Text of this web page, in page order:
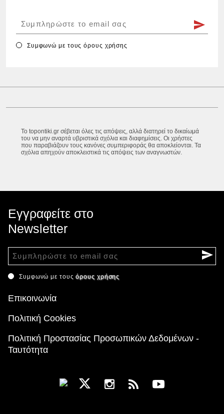
Συμφωνώ με τουςόρους χρήσης
Το topontiki.gr σέβεται όλες τις απόψεις, αλλά διατηρεί το δικαίωμά
του να μην αναρτά υβριστικά σχόλια και διαφημίσεις. Οι χρήστες
που παραβιάζουν τους κανόνες συμπεριφοράς θα αποκλείονται. Τα
σχόλια απηχούν αποκλειστικά τις απόψεις των αναγνωστών.
Εγγραφείτε στο
Newsletter
Συμφωνώ με τουςόρους χρήσης
Επικοινωνία
Πολιτική Cookies
Πολιτική Προστασίας Προσωπικών Δεδομένων -
Ταυτότητα